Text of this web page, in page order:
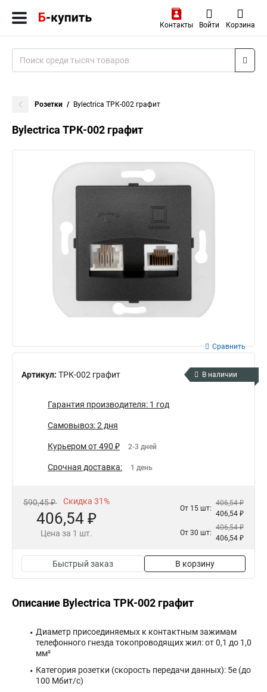
Контакты Войти Корзина
Розетки Bylectrica ТРК-002 графит
Bylectrica ТРК-002 графит
Артикул: ТРК-002 графит
Сравнить
В наличии
Гарантия производителя: 1 год
Самовывоз: 2 дня
Курьером от 490 ₽ 2-3 дней
Срочная доставка: 1 день
590,45 ₽ Скидка 31%
406,54 ₽
Цена за 1 шт.
От 15 шт:
406,54 ₽
406,54 ₽
От 30 шт:
406,54 ₽
406,54 ₽
Быстрый заказ В корзину
Описание Bylectrica ТРК-002 графит
Диаметр присоединяемых к контактным зажимам
телефонного гнезда токопроводящих жил: от 0,1 до 1,0
мм²
Категория розетки (скорость передачи данных): 5е (до
100 Мбит/с)